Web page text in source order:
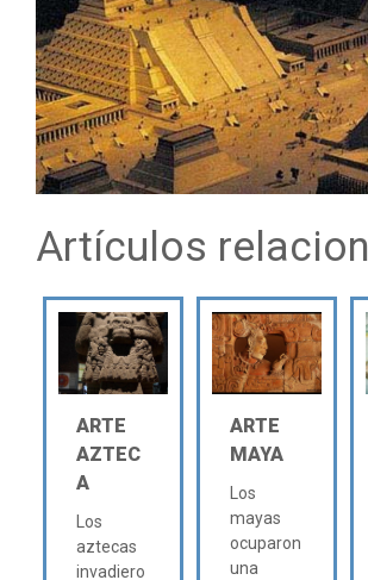
Artículos
ARTE
AZTEC
A
Los
aztecas
invadiero
ARTE
MAYA
Los
mayas
ocuparon
una